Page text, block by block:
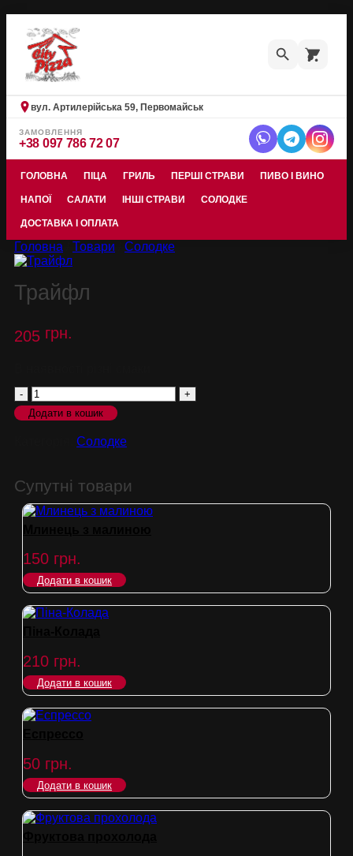
content
вул. Артилерійська 59, Первомайськ
ЗАМОВЛЕННЯ
+38 097 786 72 07
ГОЛОВНА ПІЦА ГРИЛЬ ПЕРШІ СТРАВИ ПИВО І ВИНО
НАПОЇ САЛАТИ ІНШІ СТРАВИ СОЛОДКЕ
ДОСТАВКА І ОПЛАТА
Головна Товари Солодке
Трайфл
205 грн.
Трайфл
Додати в кошик
Солодке
Супутні товари
150 грн.
Додати в кошик
210 грн.
Додати в кошик
50 грн.
Додати в кошик